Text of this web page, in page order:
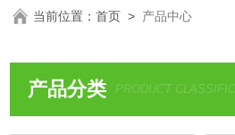
当前位置：首页 > 产品中心
产品分类 PRODUCT